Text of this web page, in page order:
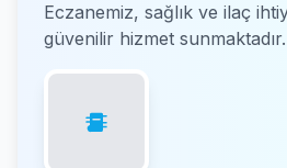
Eczanemiz, sağlık ve ilaç
güvenilir hizmet sunmaktadır.